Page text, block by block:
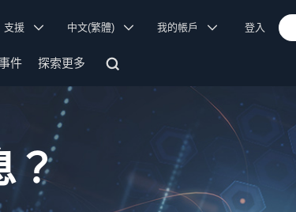
支援 中文(繁體) 我的帳戶 登入
件 探索更多
？